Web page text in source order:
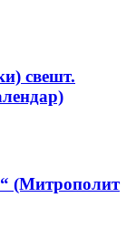
свeшт.
(Митрополит